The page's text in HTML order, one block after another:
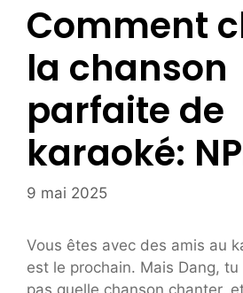
Comment
la chanson
parfaite de
karaoké:
9 mai 2025
Vous êtes avec des amis au
est le prochain. Mais Dang,
pas quelle chanson chanter,